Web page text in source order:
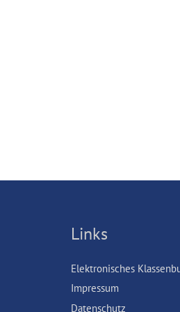
Links
Elektronisches
Impressum
Datenschutz